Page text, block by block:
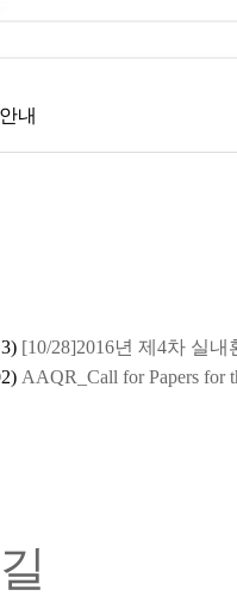
내
) [10/28]2016년 제4차 실
) AAQR_Call for Papers for